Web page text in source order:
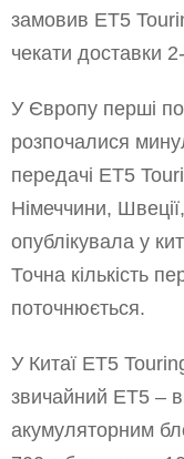
замовив ET5
чекати доставки
У Європу перші
розпочалися
передачі ET5
Німеччини,
опублікувала у
Точна кількість
поточнюється.
У Китаї ET5
звичайний ET5 –
акумуляторним